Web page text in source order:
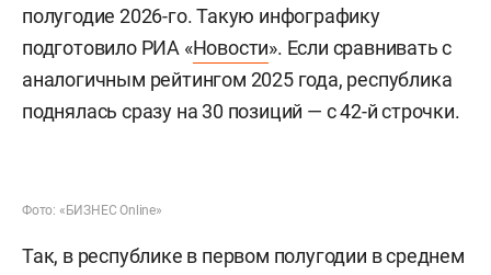
полугодие 2026-го. Такую инфографику
подготовило РИА «Новости». Если сравнивать с
аналогичным рейтингом 2025 года, республика
поднялась сразу на 30 позиций — с 42-й строчки.
Фото: «БИЗНЕС Online»
Так, в республике в первом полугодии в среднем